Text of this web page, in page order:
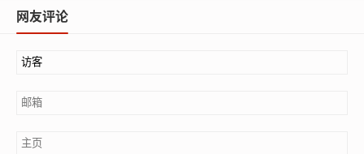
纸飞机账号购买, 在线购买tg账号, 电报聊天账号购买,wdd
网友评论